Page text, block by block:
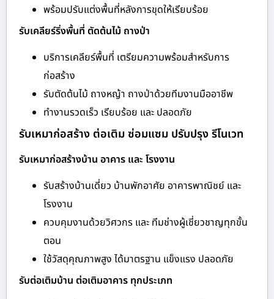
พร้อมปรับแต่งพื้นที่หลังการขุดให้เรียบร้อย
รับเคลียร์ริ่งพื้นที่ ตัดต้นไม้ ถางป่า
บริการเคลียร์พื้นที่ เตรียมความพร้อมสำหรับการ
ก่อสร้าง
รับตัดต้นไม้ ถางหญ้า ถางป่าด้วยทีมงานมืออาชีพ
ทำงานรวดเร็ว เรียบร้อย และ ปลอดภัย
รับเหมาก่อสร้าง ต่อเติม ซ่อมแซม ปรับปรุง รีโนเวท
รับเหมาก่อสร้างบ้าน อาคาร และ โรงงาน
รับสร้างบ้านเดี่ยว บ้านพักอาศัย อาคารพาณิชย์ และ
โรงงาน
ควบคุมงานด้วยวิศวกร และ ทีมช่างผู้เชี่ยวชาญทุกขั้น
ตอน
ใช้วัสดุคุณภาพสูง ได้มาตรฐาน แข็งแรง ปลอดภัย
รับต่อเติมบ้าน ต่อเติมอาคาร ทุกประเภท